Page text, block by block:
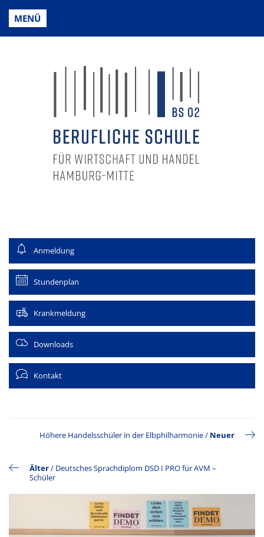
MENÜ
Anmeldung
Stundenplan
Krankmeldung
Downloads
Kontakt
Höhere Handelsschüler in der Elbphilharmonie/ Neuer
Älter/ Deutsches Sprachdiplom DSD I PRO für AVM –
Schüler